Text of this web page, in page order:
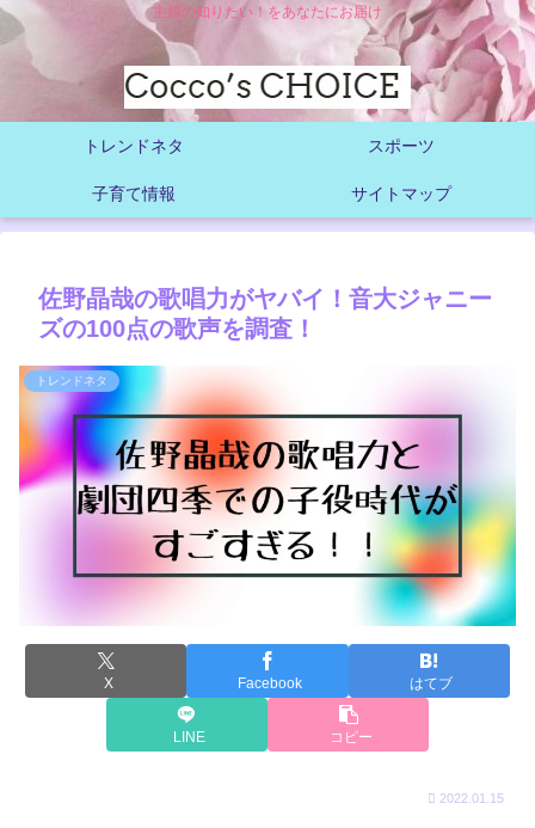
主婦の知りたい！をあなたにお届け
トレンドネタ スポーツ
子育て情報 サイトマップ
佐野晶哉の歌唱力がヤバイ！音大ジャニー
ズの100点の歌声を調査！
トレンドネタ
X Facebook はてブ
LINE コピー
2022.01.15